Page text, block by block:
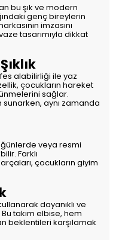
bu şık ve modern
genç bireylerin
imzasını
tasarımıyla dikkat
alabilirliği ile yaz
çocukların hareket
sağlar.
aynı zamanda
veya resmi
Farklı
çocukların giyim
dayanıklı ve
takım elbise, hem
beklentileri karşılamak